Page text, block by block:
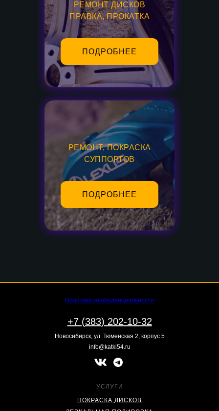
РЕМОНТ ДИСКОВ
ПРАВКА, ПРОКАТКА
ПОДРОБНЕЕ
РЕМОНТ, ПОКРАСКА
СУППОРТОВ
ПОДРОБНЕЕ
УСЛУГИ
ПОКРАСКА ДИСКОВ
+7 (383) 202-10-32
Новосибирск, ул. Тюменская 2, корпус 5
Политика конфиденциальности
info@katki54.ru